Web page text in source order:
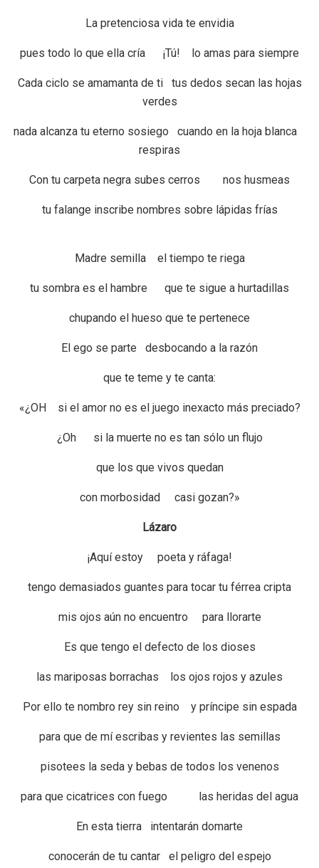
La pretenciosa vida te envidia
pues todo lo que ella cría ¡Tú! lo amas para siempre
Cada ciclo se amamanta de ti tus dedos secan las hojas
verdes
nada alcanza tu eterno sosiego cuando en la hoja blanca
respiras
Con tu carpeta negra subes cerros nos husmeas
tu falange inscribe nombres sobre lápidas frías
Madre semilla el tiempo te riega
tu sombra es el hambre que te sigue a hurtadillas
chupando el hueso que te pertenece
El ego se parte desbocando a la razón
que te teme y te canta:
«¿OH si el amor no es el juego inexacto más preciado?
¿Oh si la muerte no es tan sólo un flujo
que los que vivos quedan
con morbosidad casi gozan?»
Lázaro
¡Aquí estoy poeta y ráfaga!
tengo demasiados guantes para tocar tu férrea cripta
mis ojos aún no encuentro para llorarte
Es que tengo el defecto de los dioses
las mariposas borrachas los ojos rojos y azules
Por ello te nombro rey sin reino y príncipe sin espada
para que de mí escribas y revientes las semillas
pisotees la seda y bebas de todos los venenos
para que cicatrices con fuego las heridas del agua
En esta tierra intentarán domarte
conocerán de tu cantar el peligro del espejo